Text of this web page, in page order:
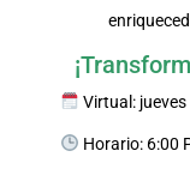
Virtual:
Horario: 6:00